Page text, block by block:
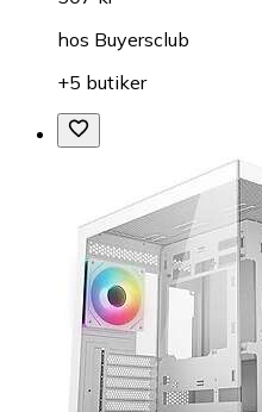
hos Buyersclub
+5 butiker